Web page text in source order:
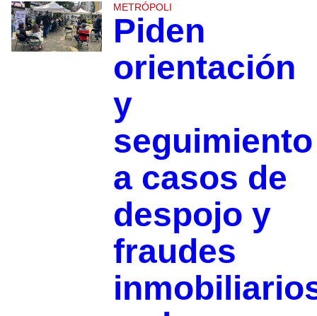
METRÓPOLI
Piden
orientación
y
seguimiento
a casos de
despojo y
fraudes